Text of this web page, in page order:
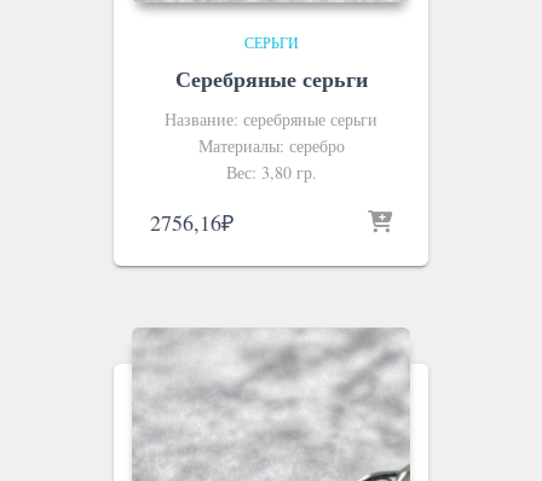
СЕРЬГИ
Серебряные серьги
Название: серебряные серьги
Материалы: серебро
Вес: 3,80 гр.
2756,16₽